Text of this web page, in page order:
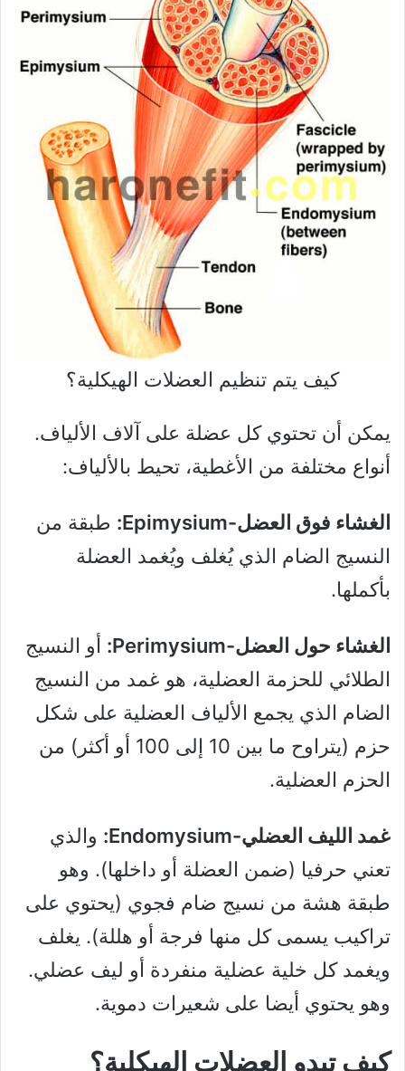
كيف يتم تنظيم العضلات الهيكلية؟
يمكن أن تحتوي كل عضلة على آلاف الألياف.
أنواع مختلفة من الأغطية، تحيط بالألياف:
الغشاء فوق العضل-Epimysium:
طبقة من
النسيج الضام الذي يُغلف ويُغمد العضلة
بأكملها.
الغشاء حول العضل-Perimysium:
أو النسيج
الطلائي للحزمة العضلية، هو غمد من النسيج
الضام الذي يجمع الألياف العضلية على شكل
حزم (يتراوح ما بين 10 إلى 100 أو أكثر) من
الحزم العضلية.
غمد الليف العضلي-Endomysium:
والذي
تعني حرفيا (ضمن العضلة أو داخلها). وهو
طبقة هشة من نسيج ضام فجوي (يحتوي على
تراكيب يسمى كل منها فرجة أو هللة). يغلف
ويغمد كل خلية عضلية منفردة أو ليف عضلي.
وهو يحتوي أيضا على شعيرات دموية.
كيف تبدو العضلات الهيكلية؟